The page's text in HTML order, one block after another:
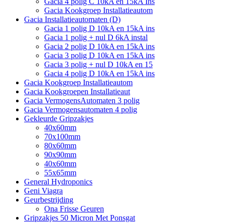
Gacia Kookgroep Installatieautom
Gacia Installatieautomaten (D)
Gacia 1 polig D 10kA en 15kA ins
Gacia 1 polig + nul D 6kA instal
Gacia 2 polig D 10kA en 15kA ins
Gacia 3 polig D 10kA en 15kA ins
Gacia 3 polig + nul D 10kA en 15
Gacia 4 polig D 10kA en 15kA ins
Gacia Kookgroep Installatieautom
Gacia Kookgroepen Installatieaut
Gacia VermogensAutomaten 3 polig
Gacia Vermogensautomaten 4 polig
Gekleurde Gripzakjes
40x60mm
70x100mm
80x60mm
90x90mm
40x60mm
55x65mm
General Hydroponics
Geni Viagra
Geurbestrijding
Ona Frisse Geuren
Gripzakjes 50 Micron Met Ponsgat